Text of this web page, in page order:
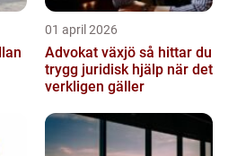
01 april 2026
Advokat växjö så hittar du
trygg juridisk hjälp när det
verkligen gäller